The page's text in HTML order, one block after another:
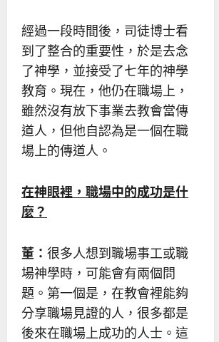
經過一段時間後，司徒博士看
到了整合的重要性，於是去念
了神學，並接受了七年的神學
教育。現在，他仍在職場上，
雖然沒有放下事業去教會當傳
道人，但他自認為是一個在職
場上的傳道人。
在神眼裡，職場中的成功是什
麼？
董： 很多人想到職場事工或職
場神學時，可能會有兩個問
題。第一個是，在教會裡能夠
分享職場見證的人，很多都是
後來在職場上成功的人士。這